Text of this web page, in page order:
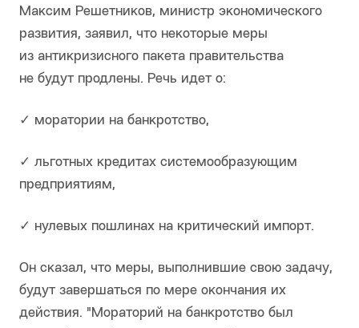
Максим Решетников, министр экономического
развития, заявил, что некоторые меры
из антикризисного пакета правительства
не будут продлены. Речь идет о:
✓ моратории на банкротство,
✓ льготных кредитах системообразующим
предприятиям,
✓ нулевых пошлинах на критический импорт.
Он сказал, что меры, выполнившие свою задачу,
будут завершаться по мере окончания их
действия. "Мораторий на банкротство был